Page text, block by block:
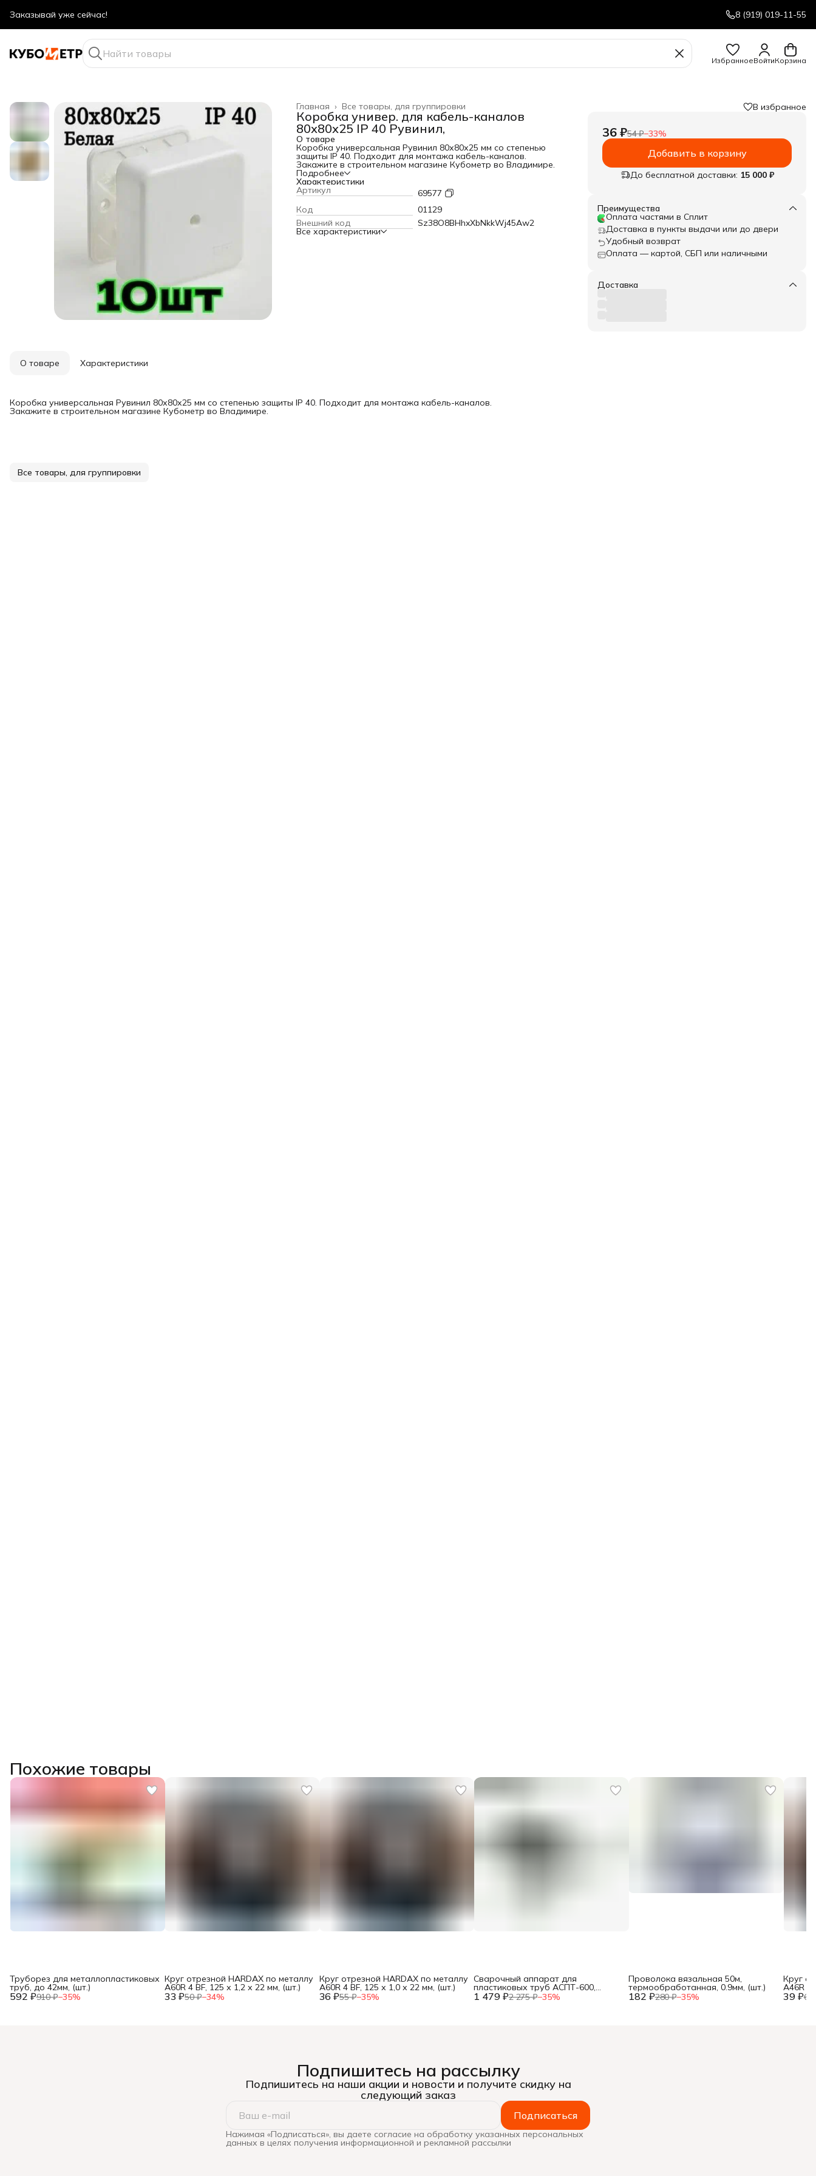
Оптовые цены даже для физ. лиц 8 (919) 019-11-55
ИзбранноеВойтиКорзина
Все товары, для группировки
Главная ›
Коробка универ. для кабель-каналов
80х80х25 IP 40 Рувинил,
О товаре
Коробка универсальная Рувинил 80х80х25 мм со степенью
защиты IP 40. Подходит для монтажа кабель-каналов.
Закажите в строительном магазине Кубометр во Владимире.
Подробнее
Характеристики
Артикул
69577
Код
01129
Внешний код
Sz38O8BHhxXbNkkWj45Aw2
Все характеристики
В избранное
36 ₽54 ₽−33%
Добавить в корзину
До бесплатной доставки: 15 000 ₽
Преимущества
Оплата частями в Сплит
Доставка в пункты выдачи или до двери
Удобный возврат
Оплата — картой, СБП или наличными
Доставка
О товаре Характеристики
Коробка универсальная Рувинил 80х80х25 мм со степенью защиты IP 40. Подходит для монтажа кабель-каналов.
Закажите в строительном магазине Кубометр во Владимире.
Все товары, для группировки
Похожие товары
592 ₽910 ₽−35%
Труборез для металлопластиковых
труб, до 42мм, (шт.)
33 ₽50 ₽−34%
Круг отрезной HARDAX по металлу
A60R 4 BF, 125 х 1,2 х 22 мм, (шт.)
36 ₽55 ₽−35%
Круг отрезной HARDAX по металлу
A60R 4 BF, 125 х 1,0 х 22 мм, (шт.)
1 479 ₽2 275 ₽−35%
Сварочный аппарат для
пластиковых труб АСПТ-600,
600Вт, насадки 20, 25, 32 мм, мет. 182 ₽280 ₽−35%
Проволока вязальная 50м,
термообработанная, 0.9мм, (шт.)
39 ₽60
Круг
A46R 4
Подпишитесь на рассылку
Подпишитесь на наши акции и новости и получите скидку на
следующий заказ
Подписаться
Нажимая «Подписаться», вы даете согласие на обработку указанных персональных
данных в целях получения информационной и рекламной рассылки